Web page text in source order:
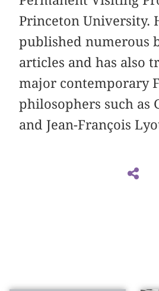
Princeton University.
published numerous
articles and has also
major contemporary
philosophers such as
and Jean-François